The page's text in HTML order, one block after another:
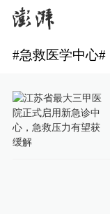
#急救医学中心#